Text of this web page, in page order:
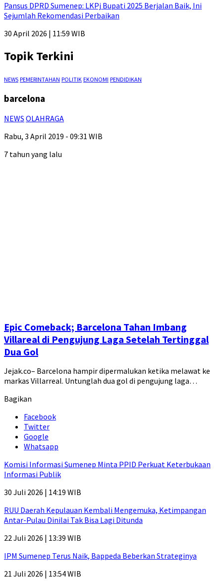
Pansus DPRD Sumenep: LKPj Bupati 2025 Berjalan Baik, Ini
Sejumlah Rekomendasi Perbaikan
30 April 2026 | 11:59 WIB
Topik Terkini
NEWS PEMERINTAHAN POLITIK EKONOMI PENDIDIKAN
barcelona
NEWS OLAHRAGA
Rabu, 3 April 2019 - 09:31 WIB
7 tahun yang lalu
Epic Comeback; Barcelona Tahan Imbang
Villareal di Pengujung Laga Setelah Tertinggal
Dua Gol
Jejak.co– Barcelona hampir dipermalukan ketika melawat ke
markas Villarreal. Untunglah dua gol di pengujung laga…
Bagikan
Facebook
Twitter
Google
Whatsapp
Komisi Informasi Sumenep Minta PPID Perkuat Keterbukaan
Informasi Publik
30 Juli 2026 | 14:19 WIB
RUU Daerah Kepulauan Kembali Mengemuka, Ketimpangan
Antar-Pulau Dinilai Tak Bisa Lagi Ditunda
22 Juli 2026 | 13:39 WIB
IPM Sumenep Terus Naik, Bappeda Beberkan Strateginya
21 Juli 2026 | 13:54 WIB